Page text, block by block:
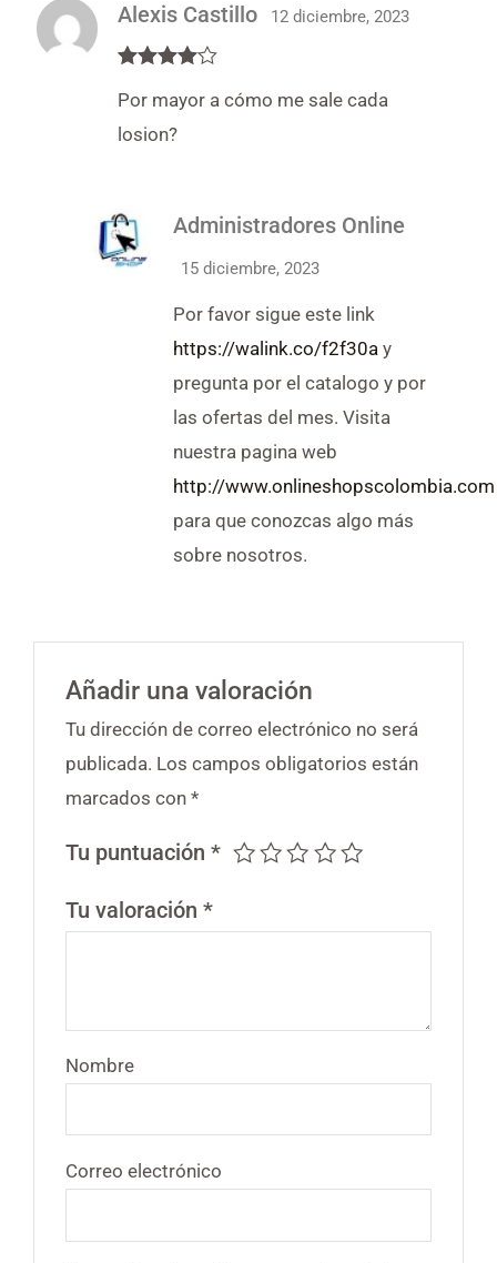
en4de
Alexis Castillo 12 diciembre, 2023
Por mayor a cómo me sale cada
losion?
Administradores Online
15 diciembre, 2023
Por favor sigue este link
https://walink.co/f2f30a y
pregunta por el catalogo y por
las ofertas del mes. Visita
nuestra pagina web
http://www.onlineshopscolombia.com
para que conozcas algo más
sobre nosotros.
Añadir una valoración
Tu dirección de correo electrónico no será
publicada. Los campos obligatorios están
marcados con*
Tu puntuación*
Tu valoración*
Nombre
Correo electrónico